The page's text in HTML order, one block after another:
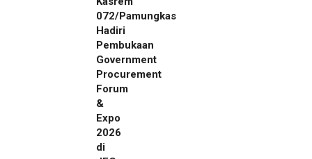
072/Pamungkas
Hadiri
Pembukaan
Government
Procurement
Forum
&
Expo
2026
di